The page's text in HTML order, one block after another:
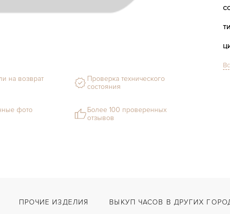
на возврат
Проверка технического
состояния
фото
Более 100 проверенных
отзывов
ПРОЧИЕ ИЗДЕЛИЯ ВЫКУП ЧАСОВ В ДРУГИХ